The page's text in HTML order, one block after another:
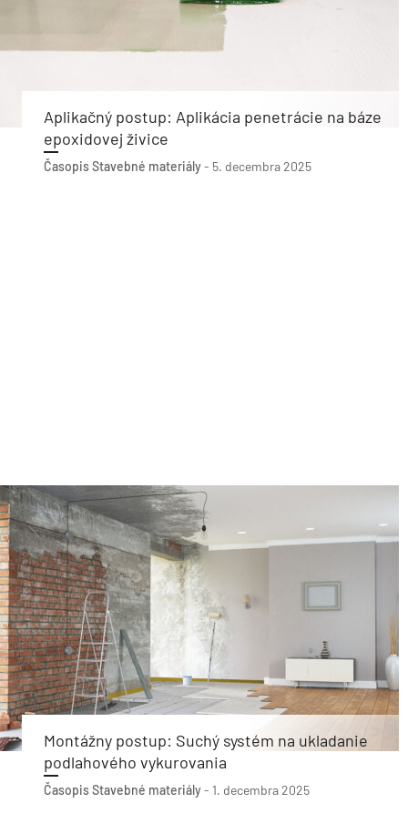
Aplikačný postup: Aplikácia penetrácie na báze
epoxidovej živice
Časopis Stavebné materiály- 5. decembra 2025
Montážny postup: Suchý systém na ukladanie
podlahového vykurovania
Časopis Stavebné materiály- 1. decembra 2025